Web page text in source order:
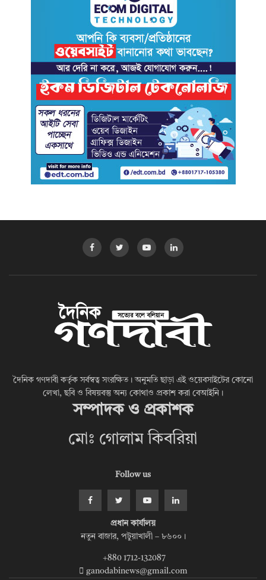
দৈনিক গণদাবী কর্তৃক সর্বস্বত্ব সংরক্ষিত। অনুমতি ছাড়া এই ওয়েবসাইটের কোনো
লেখা, ছবি ও বিষয়বস্তু অন্য কোথাও প্রকাশ করা বেআইনি।
সম্পাদক ও প্রকাশক
মোঃ গোলাম কিবরিয়া
Follow us
প্রধান কার্যালয়
নতুন বাজার, পটুয়াখালী – ৮৬০০।
+880 1712-132087
ganodabinews@gmail.com